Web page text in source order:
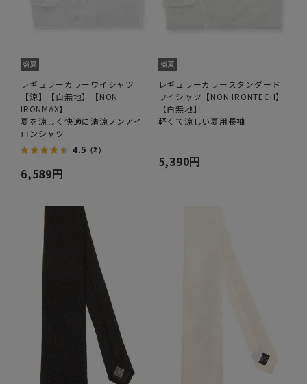
レギュラーカラーワイシャツ
【涼】【白無地】【NON
IRONMAX】
夏を涼しく快適に清涼ノンアイ
ロンシャツ
4.5 （2）
6,589円
レギュラーカラースタンダード
ワイシャツ【NON IRONTECH】
【白無地】
軽くて涼しい夏用長袖
5,390円